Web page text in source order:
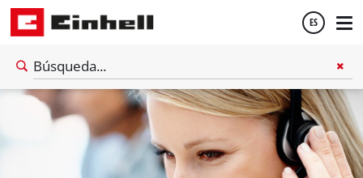
ES
Español